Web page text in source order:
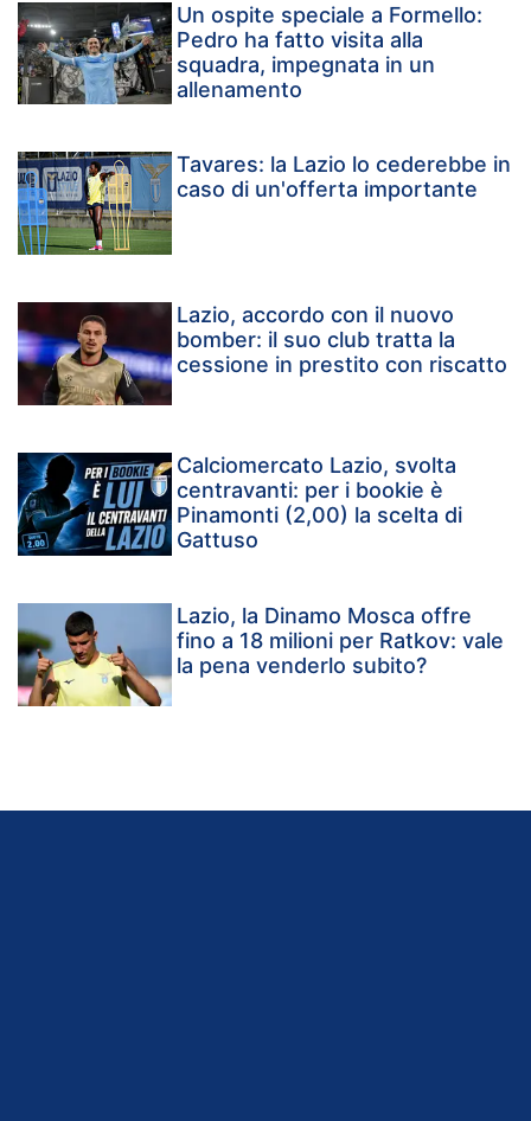
Un ospite speciale a Formello:
Pedro ha fatto visita alla
squadra, impegnata in un
allenamento
Tavares: la Lazio lo cederebbe in
caso di un'offerta importante
Lazio, accordo con il nuovo
bomber: il suo club tratta la
cessione in prestito con riscatto
Calciomercato Lazio, svolta
centravanti: per i bookie è
Pinamonti (2,00) la scelta di
Gattuso
Lazio, la Dinamo Mosca offre
fino a 18 milioni per Ratkov: vale
la pena venderlo subito?